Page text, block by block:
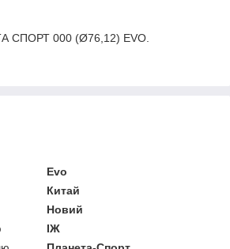
СПОРТ 000 (Ø76,12) EVO.
Evo
Китай
Новий
ІЖ